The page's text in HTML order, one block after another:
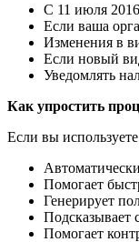
С 11 июля
Если ваша
Изменения в
Если новый
Уведомлять
Как упростить
Если вы
Помогает
Генерирует
Подсказывает
Помогает